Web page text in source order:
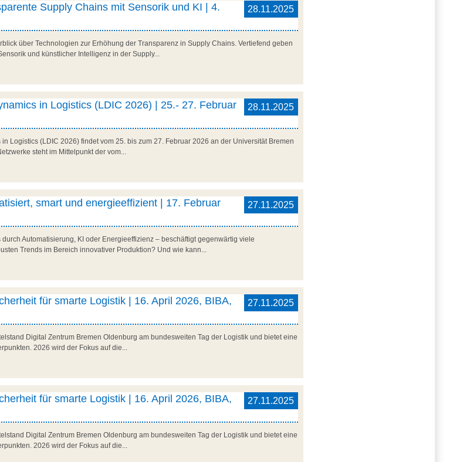
28.11.2025
Supply Chains mit Sensorik und KI | 4.
über Technologien zur Erhöhung der Transparenz in Supply Chains. Vertiefend geben
und künstlicher Intelligenz in der Supply...
28.11.2025
in Logistics (LDIC 2026) | 25.- 27. Februar
Logistics (LDIC 2026) findet vom 25. bis zum 27. Februar 2026 an der Universität Bremen
steht im Mittelpunkt der vom...
27.11.2025
smart und energieeffizient | 17. Februar
Automatisierung, KI oder Energieeffizienz – beschäftigt gegenwärtig viele
Trends im Bereich innovativer Produktion? Und wie kann...
27.11.2025
für smarte Logistik | 16. April 2026, BIBA,
Digital Zentrum Bremen Oldenburg am bundesweiten Tag der Logistik und bietet eine
2026 wird der Fokus auf die...
27.11.2025
für smarte Logistik | 16. April 2026, BIBA,
Digital Zentrum Bremen Oldenburg am bundesweiten Tag der Logistik und bietet eine
2026 wird der Fokus auf die...